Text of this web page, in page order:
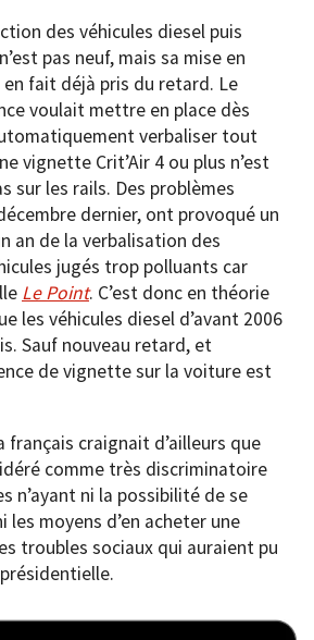
des véhicules diesel puis
pas neuf, mais sa mise en
fait déjà pris du retard. Le
voulait mettre en place dès
verbaliser tout
vignette Crit’Air 4 ou plus n’est
sur les rails. Des problèmes
dernier, ont provoqué un
an de la verbalisation des
jugés trop polluants car
Le Point. C’est donc en théorie
les véhicules diesel d’avant 2006
Sauf nouveau retard, et
de vignette sur la voiture est
français craignait d’ailleurs que
comme très discriminatoire
n’ayant ni la possibilité de se
les moyens d’en acheter une
troubles sociaux qui auraient pu